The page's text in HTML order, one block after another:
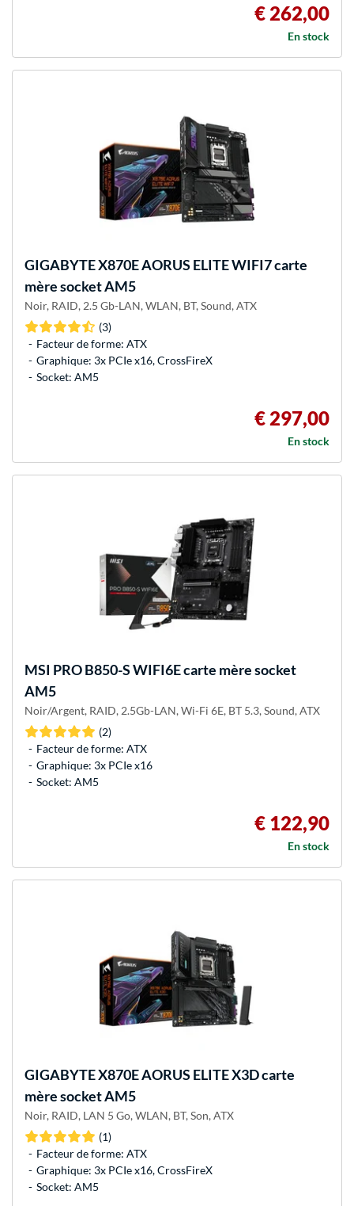
€ 262,00
En stock
GIGABYTEX870E AORUS ELITE WIFI7 carte
mère socket AM5
Noir, RAID, 2.5 Gb-LAN, WLAN, BT, Sound, ATX
(3)
Facteur de forme: ATX
Graphique: 3x PCIe x16, CrossFireX
Socket: AM5
€ 297,00
En stock
MSI PRO B850-S WIFI6E carte mère socket
AM5
Noir/Argent, RAID, 2.5Gb-LAN, Wi-Fi 6E, BT 5.3, Sound, ATX
(2)
Facteur de forme: ATX
Graphique: 3x PCIe x16
Socket: AM5
€ 122,90
En stock
GIGABYTEX870E AORUS ELITE X3D carte
mère socket AM5
Noir, RAID, LAN 5 Go, WLAN, BT, Son, ATX
(1)
Facteur de forme: ATX
Graphique: 3x PCIe x16, CrossFireX
Socket: AM5